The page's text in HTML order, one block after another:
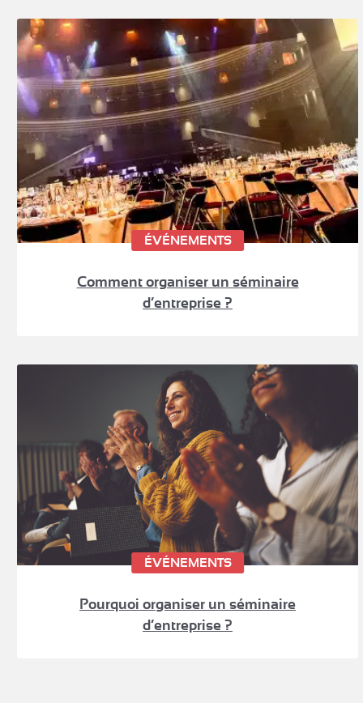
ÉVÉNEMENTS
Comment organiser un séminaire
d’entreprise ?
ÉVÉNEMENTS
Pourquoi organiser un séminaire
d’entreprise ?